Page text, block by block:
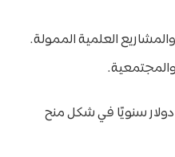
العلمية الممولة.
أكثر من 52 مليون دولار سنويًا في شكل منح